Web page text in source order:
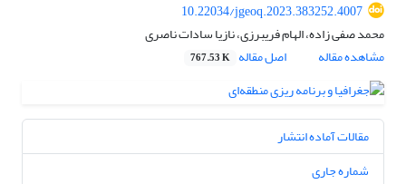
10.22034/jgeoq.2023.383252.4007
محمد صفی زاده، الهام فریبرزی، نازیا سادات ناصری
مشاهده مقاله
اصل مقاله 767.53 K
مقالات آماده انتشار
شماره جاری